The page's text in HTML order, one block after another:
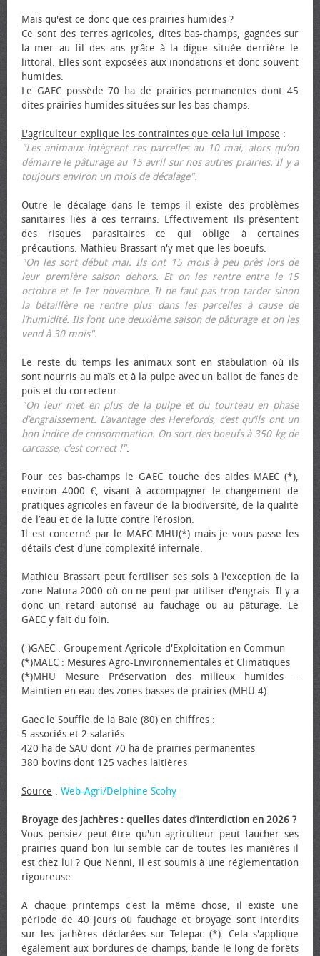
Mais qu'est ce donc que ces prairies humides ?
Ce sont des terres agricoles, dites bas-champs, gagnées sur
la mer au fil des ans grâce à la digue située derrière le
littoral. Elles sont exposées aux inondations et donc souvent
humides.
Le GAEC possède 70 ha de prairies permanentes dont 45
dites prairies humides situées sur les bas-champs.
L'agriculteur explique les contraintes que cela lui impose :
"Les animaux intègrent ces parcelles au 10 mai, alors qu’on
démarre le pâturage au 15 avril sur nos autres prairies. Il y a
toujours environ un mois de décalage".
Outre le décalage dans le temps il existe des problèmes
sanitaires liés à ces terrains. Effectivement ils présentent
des risques parasitaires ce qui oblige à certaines
précautions. Mathieu Brassart n'y met que les bœufs.
"On les sort début mai. Ils ont 15 mois à peu près lors de
leur première saison dehors. Et on les rentre entre le 15
octobre et le 1er novembre. Il ne faut pas trop tarder sinon
la bétaillère ne rentre plus dans les parcelles à cause de
l’humidité. Ils font une deuxième saison de pâturage et on les
vend à 30 mois".
Le reste du temps les animaux sont en stabulation où ils
sont nourris au maïs et à la pulpe avec un ballot de fanes de
pois et du correcteur.
"On leur met en plus de la pulpe et du tourteau en phase
d’engraissement. L’avantage des Herefords, c’est qu’ils ont un
bon indice de consommation. On sort des bœufs à 350 kg de
carcasse, c’est correct !".
Pour ces bas-champs le GAEC touche des aides MAEC (*),
environ 4000 €, visant à accompagner le changement de
pratiques agricoles en faveur de la biodiversité, de la qualité
de l’eau et de la lutte contre l’érosion.
Il est concerné par le MAEC MHU(*) mais je vous passe les
détails c'est d'une complexité infernale.
Mathieu Brassart peut fertiliser ses sols à l'exception de la
zone Natura 2000 où on ne peut par utiliser d'engrais. Il y a
donc un retard autorisé au fauchage ou au pâturage. Le
GAEC y fait du foin.
(-)GAEC : Groupement Agricole d'Exploitation en Commun
(*)MAEC : Mesures Agro-Environnementales et Climatiques
(*)MHU Mesure Préservation des milieux humides −
Maintien en eau des zones basses de prairies (MHU 4)
Gaec le Souffle de la Baie (80) en chiffres :
5 associés et 2 salariés
420 ha de SAU dont 70 ha de prairies permanentes
380 bovins dont 125 vaches laitières
Source : Web-Agri/Delphine Scohy
Broyage des jachères : quelles dates d’interdiction en 2026 ?
Vous pensiez peut-être qu'un agriculteur peut faucher ses
prairies quand bon lui semble car de toutes les manières il
est chez lui ? Que Nenni, il est soumis à une réglementation
rigoureuse.
A chaque printemps c'est la même chose, il existe une
période de 40 jours où fauchage et broyage sont interdits
sur les jachères déclarées sur Telepac (*). Cela s'applique
également aux bordures de champs, bande le long de forêts